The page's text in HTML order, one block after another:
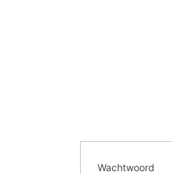
Wachtwoord